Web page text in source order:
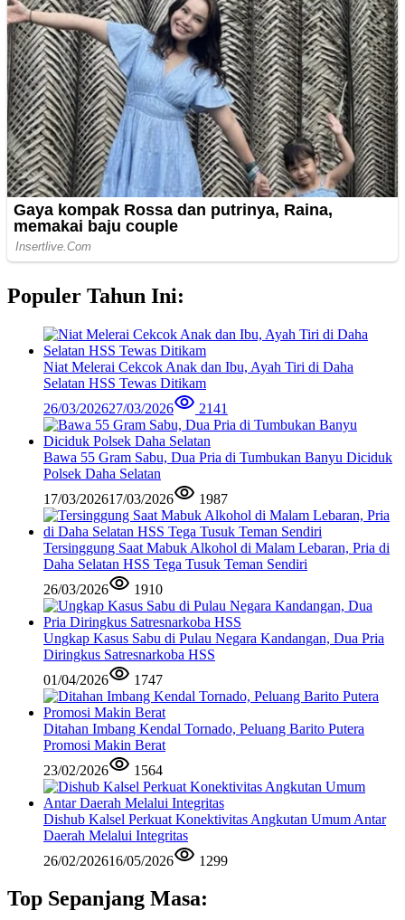
Populer Tahun Ini:
Niat Melerai Cekcok Anak dan Ibu, Ayah Tiri di Daha
Selatan HSS Tewas Ditikam
26/03/202627/03/2026 2141
Bawa 55 Gram Sabu, Dua Pria di Tumbukan Banyu Diciduk
Polsek Daha Selatan
17/03/202617/03/2026 1987
Tersinggung Saat Mabuk Alkohol di Malam Lebaran, Pria di
Daha Selatan HSS Tega Tusuk Teman Sendiri
26/03/2026
1910
Ungkap Kasus Sabu di Pulau Negara Kandangan, Dua Pria
Diringkus Satresnarkoba HSS
01/04/2026
1747
Ditahan Imbang Kendal Tornado, Peluang Barito Putera
Promosi Makin Berat
23/02/2026
1564
Dishub Kalsel Perkuat Konektivitas Angkutan Umum Antar
Daerah Melalui Integritas
26/02/202616/05/2026 1299
Top Sepanjang Masa: